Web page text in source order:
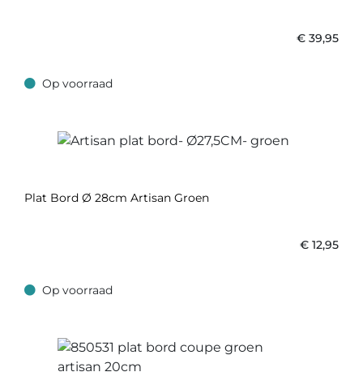
€ 39,95
Op voorraad
Op voorraad
Plat Bord Ø 28cm Artisan Groen
€ 12,95
Op voorraad
Op voorraad